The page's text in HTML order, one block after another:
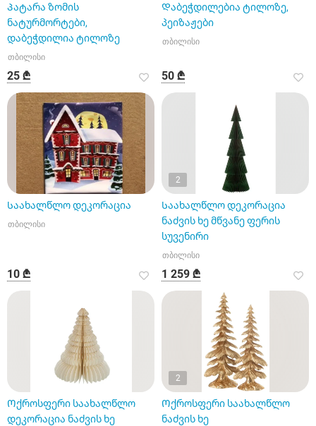
Პატარა ზომის
ნატურმორტები,
დაბეჭდილია ტილოზე
თბილისი
25 ₾
Დაბეჭდილებია ტილოზე,
პეიზაჟები
თბილისი
50 ₾
Საახალწლო დეკორაცია
თბილისი
10 ₾
2
Საახალწლო დეკორაცია
ნაძვის ხე მწვანე ფერის
სუვენირი
თბილისი
1 259 ₾
Ოქროსფერი საახალწლო
დეკორაცია ნაძვის ხე
2
Ოქროსფერი საახალწლო
ნაძვის ხე